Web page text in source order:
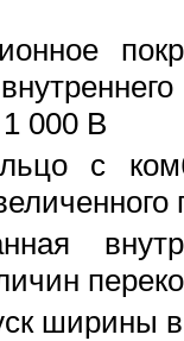
000 В
с
ширины